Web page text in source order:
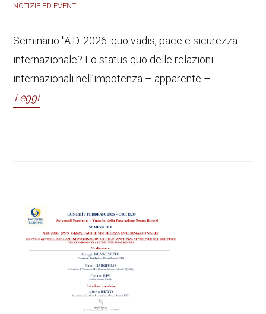
NOTIZIE ED EVENTI
Seminario "A.D. 2026: quo vadis, pace e sicurezza
internazionale? Lo status quo delle relazioni
internazionali nell’impotenza – apparente – ...
Leggi